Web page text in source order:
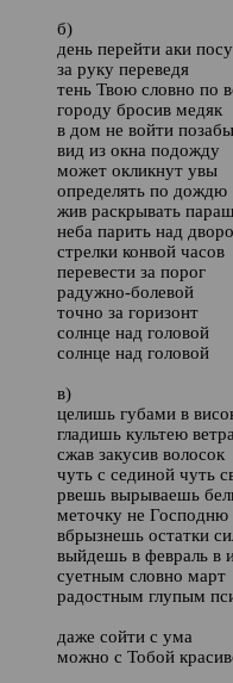
б)
день перейти аки
за руку переведя
тень Твою словно по
городу бросив медяк
в дом не войти
вид из окна подожду
может окликнут увы
определять по дождю
жив раскрывать
неба парить над
стрелки конвой часов
перевести за порог
радужно-болевой
точно за горизонт
солнце над головой
солнце над головой
в)
целишь губами в
гладишь культею
сжав закусив волосок
чуть с сединой чуть
рвешь вырываешь
меточку не Господню
вбрызнешь остатки
выйдешь в февраль в
суетным словно март
радостным глупым
даже сойти с ума
можно с Тобой